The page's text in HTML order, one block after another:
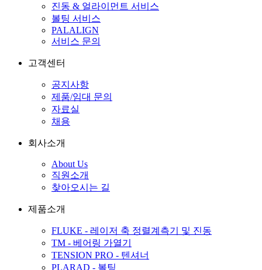
진동 & 얼라이먼트 서비스
볼팅 서비스
PALALIGN
서비스 문의
고객센터
공지사항
제품/임대 문의
자료실
채용
회사소개
About Us
직원소개
찾아오시는 길
제품소개
FLUKE - 레이저 축 정렬계측기 및 진동
TM - 베어링 가열기
TENSION PRO - 텐셔너
PLARAD - 볼팅